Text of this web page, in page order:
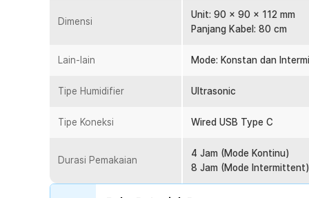
sangat cantik dan cocok dijadikan dekorasi. Semakin
warni yang bisa dipilih sesuai dengan suasana yang
Memiliki kapasitas tangki sebesar 300 ml, humidifier
kapasitasnya yang cukup besar. Ketika air di dalam
Rincian yang Anda dapatkan untuk pembelian produk ini:
1 x ASGOAL Air Humidifier Mini Ultrasonic Diffuser
Dimensi
Unit: 90 x 90 x 112 mm
Panjang Kabel: 80 cm
Lain-lain Mode: Konstan dan
Tipe Humidifier Ultrasonic
Tipe Koneksi Wired USB Type C
Durasi Pemakaian
4 Jam (Mode Kontinu)
8 Jam (Mode Intermittent)